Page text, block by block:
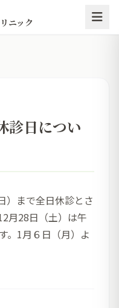
ニック
診日につい
）まで全日休診とさ
月28日（土）は午
。1月６日（月）よ